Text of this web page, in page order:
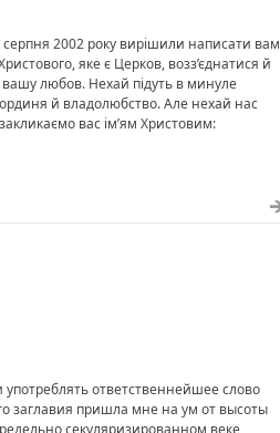
серпня 2002 року вирішили написати вам
яке є Церков, возз’єднатися й
вашу любов. Нехай підуть в минуле
й владолюбство. Але нехай нас
вас ім’ям Христовим:
употреблять ответственнейшее слово
заглавия пришла мне на ум от высоты
секуляризированном веке,